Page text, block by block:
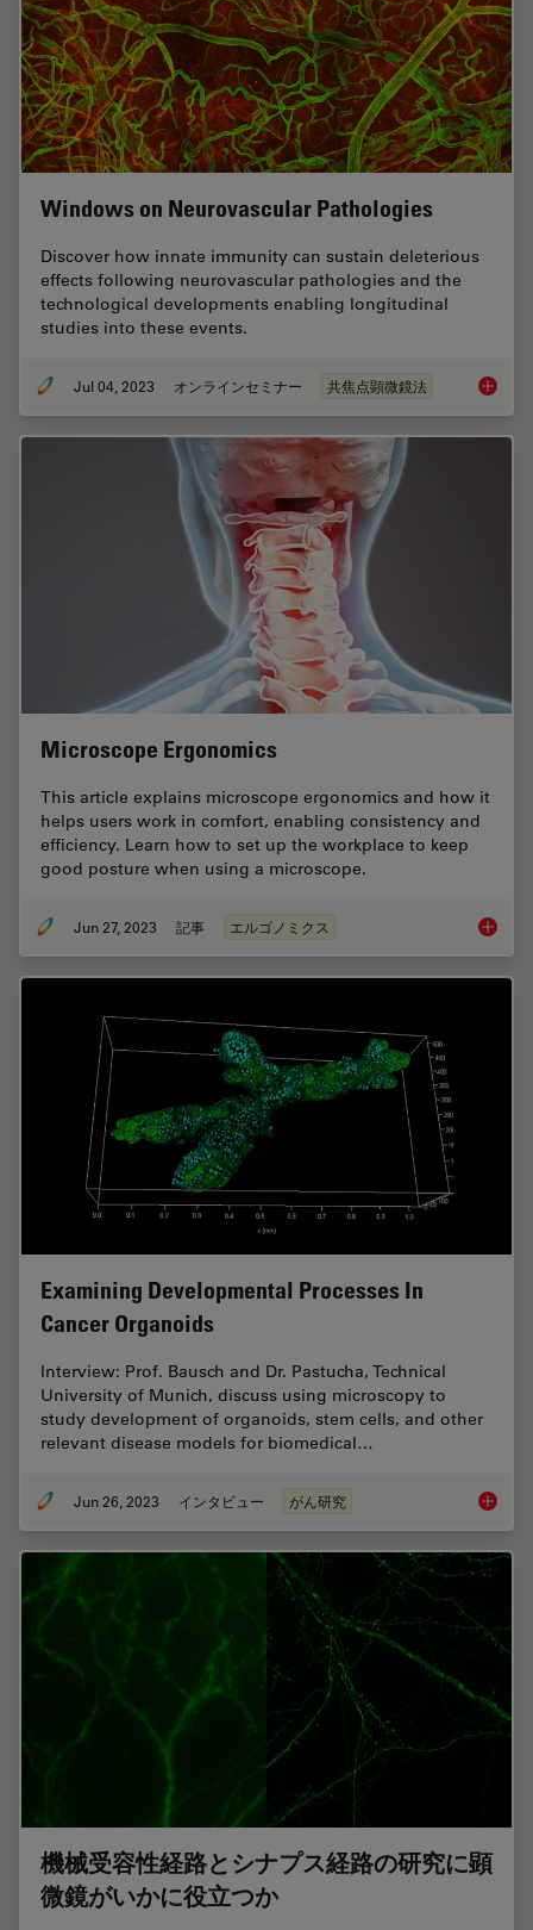
Windows on Neurovascular Pathologies
Discover how innate immunity can sustain deleterious
effects following neurovascular pathologies and the
technological developments enabling longitudinal
studies into these events.
Jul 04, 2023 オンラインセミナー 共焦点顕微鏡法
Microscope Ergonomics
This article explains microscope ergonomics and how it
helps users work in comfort, enabling consistency and
efficiency. Learn how to set up the workplace to keep
good posture when using a microscope.
Jun 27, 2023 記事 エルゴノミクス
Examining Developmental Processes In
Cancer Organoids
Interview: Prof. Bausch and Dr. Pastucha, Technical
University of Munich, discuss using microscopy to
study development of organoids, stem cells, and other
relevant disease models for biomedical…
Jun 26, 2023 インタビュー がん研究
機械受容性経路とシナプス経路の研究に顕
微鏡がいかに役立つか